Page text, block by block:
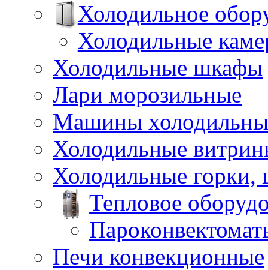
Холодильное
Холодильные
Холодильные шкафы
Лари морозильные
Машины
Холодильные
Холодильные
Тепловое
Печи конвекционные